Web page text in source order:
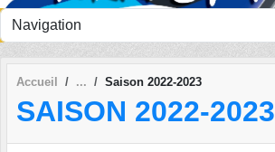
Accueil Saison 2022-2023
SAISON 2022-2023